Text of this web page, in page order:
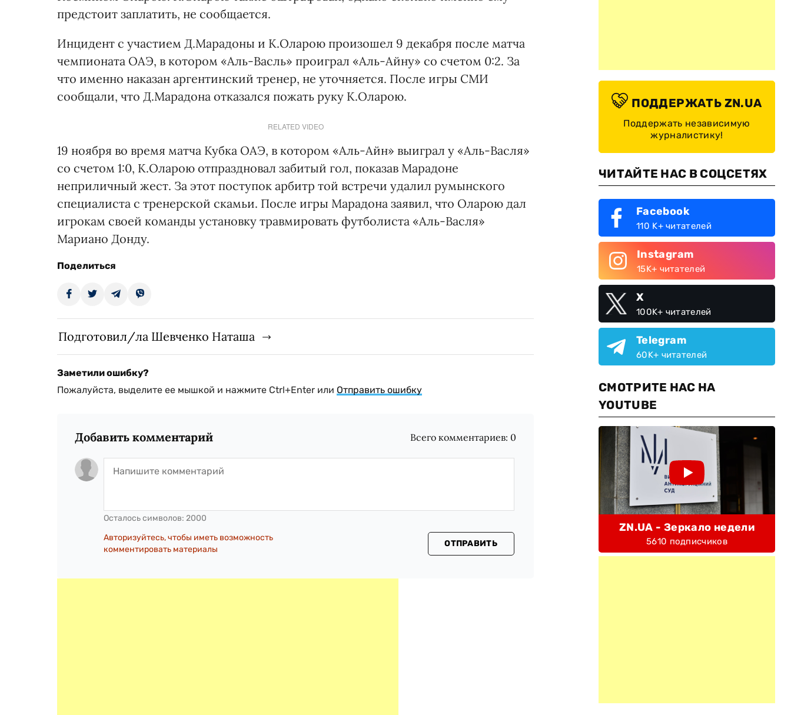
предстоит заплатить, не сообщается.
Инцидент с участием Д.Марадоны и К.Оларою произошел 9 декабря после матча
чемпионата ОАЭ, в котором «Аль-Васль» проиграл «Аль-Айну» со счетом 0:2. За
что именно наказан аргентинский тренер, не уточняется. После игры СМИ
сообщали, что Д.Марадона отказался пожать руку К.Оларою.
RELATED VIDEO
19 ноября во время матча Кубка ОАЭ, в котором «Аль-Айн» выиграл у «Аль-Васля»
со счетом 1:0, К.Оларою отпраздновал забитый гол, показав Марадоне
неприличный жест. За этот поступок арбитр той встречи удалил румынского
специалиста с тренерской скамьи. После игры Марадона заявил, что Оларою дал
игрокам своей команды установку травмировать футболиста «Аль-Васля»
Мариано Донду.
Поделиться
Подготовил/ла Шевченко Наташа
Заметили ошибку?
Пожалуйста, выделите ее мышкой и нажмите Ctrl+Enter или Отправить ошибку
Добавить комментарий Всего комментариев: 0
Осталось символов: 2000
Авторизуйтесь, чтобы иметь возможность
комментировать материалы
ОТПРАВИТЬ
ПОДДЕРЖАТЬ ZN.UA
Поддержать независимую
журналистику!
ЧИТАЙТЕ НАС В СОЦСЕТЯХ
Facebook
110 K+ читателей
Instagram
15K+ читателей
X
100K+ читателей
Telegram
60K+ читателей
СМОТРИТЕ НАС НА
YOUTUBE
ZN.UA - Зеркало недели
5610 подписчиков